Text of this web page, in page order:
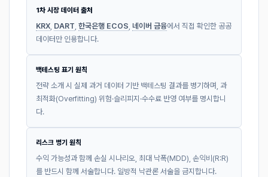
1차 시장 데이터 출처
KRX DART 한국은행 ECOS 네이버 금융에서 직접 확인한 공공
데이터만 인용합니다.
백테스팅 표기 원칙
전략 소개 시 실제 과거 데이터 기반 백테스팅 결과를 병기하며, 과
최적화(Overfitting) 위험·슬리피지·수수료 반영 여부를 명시합니
다.
리스크 병기 원칙
수익 가능성과 함께 손실 시나리오, 최대 낙폭(MDD), 손익비(R:R)
를 반드시 함께 서술합니다. 일방적 낙관론 서술을 금지합니다.